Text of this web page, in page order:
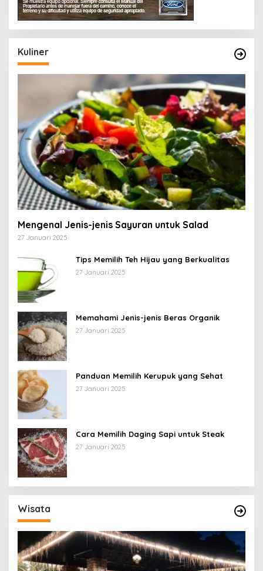
Kuliner
Mengenal Jenis-jenis Sayuran untuk Salad
27 Januari 2025
Tips Memilih Teh Hijau yang Berkualitas
27 Januari 2025
Memahami Jenis-jenis Beras Organik
27 Januari 2025
Panduan Memilih Kerupuk yang Sehat
27 Januari 2025
Cara Memilih Daging Sapi untuk Steak
27 Januari 2025
Wisata